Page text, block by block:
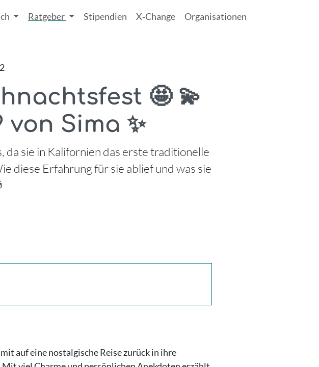
Ratgeber Stipendien X‑Change Organisationen
🤩 💫
von Sima ✨
da sie in Kalifornien das erste traditionelle
diese Erfahrung für sie ablief und was sie
auf eine nostalgische Reise zurück in ihre